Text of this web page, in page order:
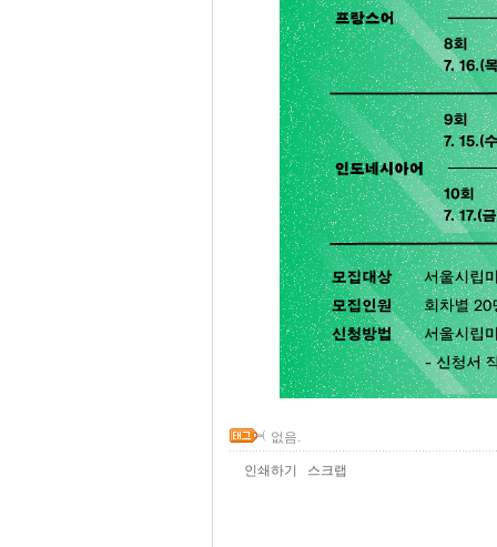
없음.
인쇄하기 스크랩